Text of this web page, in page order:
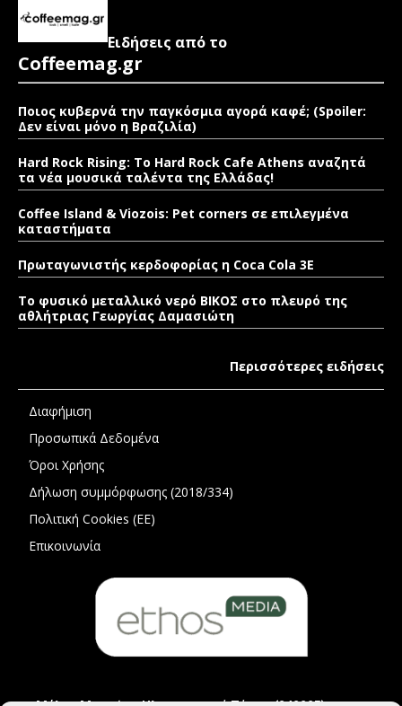
Ειδήσεις από το
Coffeemag.gr
Ποιος κυβερνά την παγκόσμια αγορά καφέ; (Spoiler:
Δεν είναι μόνο η Βραζιλία)
Hard Rock Rising: Το Hard Rock Cafe Athens αναζητά
τα νέα μουσικά ταλέντα της Ελλάδας!
Coffee Island & Viozois: Pet corners σε επιλεγμένα
καταστήματα
Πρωταγωνιστής κερδοφορίας η Coca Cola 3E
Το φυσικό μεταλλικό νερό ΒΙΚΟΣ στο πλευρό της
αθλήτριας Γεωργίας Δαμασιώτη
Περισσότερες ειδήσεις
Διαφήμιση
Προσωπικά Δεδομένα
Όροι Χρήσης
Δήλωση συμμόρφωσης (2018/334)
Πολιτική Cookies (ΕΕ)
Επικοινωνία